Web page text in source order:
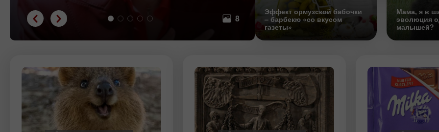
8
Эффект ормузской бабочки
– барбекю «со вкусом
газеты»
Мама, я в
эволюция
малышей?